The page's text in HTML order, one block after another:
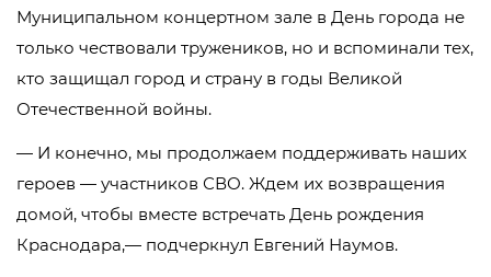
Муниципальном концертном зале в День города не
только чествовали тружеников, но и вспоминали тех,
кто защищал город и страну в годы Великой
Отечественной войны.
— И конечно, мы продолжаем поддерживать наших
героев — участников СВО. Ждем их возвращения
домой, чтобы вместе встречать День рождения
Краснодара,— подчеркнул Евгений Наумов.